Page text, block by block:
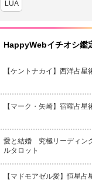
LUA
HappyWebイチオシ鑑
【ケントナカイ】西洋占星
【マーク・矢崎】宿曜占星
愛と結婚 究極リーディン
ルタロット
【マドモアゼル愛】恒星占